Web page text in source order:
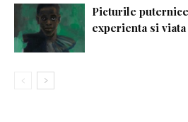
Picturile
experienta si